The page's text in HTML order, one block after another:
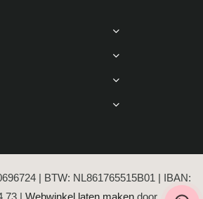
| BTW: NL861765515B01 | IBAN:
73 | Webwinkel laten maken door